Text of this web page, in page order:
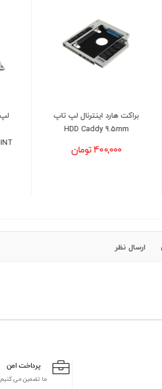
لپ تاپ لنوو مدل LENOVO
IdeaPad 1 -
ارسال نظر
پرداخت امن
ما تضمین می کنیم